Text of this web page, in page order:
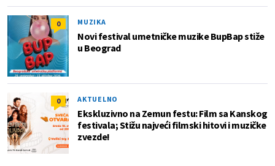
0 MUZIKA
Novi festival umetničke muzike BupBap stiže
u Beograd
0 AKTUELNO
Ekskluzivno na Zemun festu: Film sa Kanskog
festivala; Stižu najveći filmski hitovi i muzičke
zvezde!